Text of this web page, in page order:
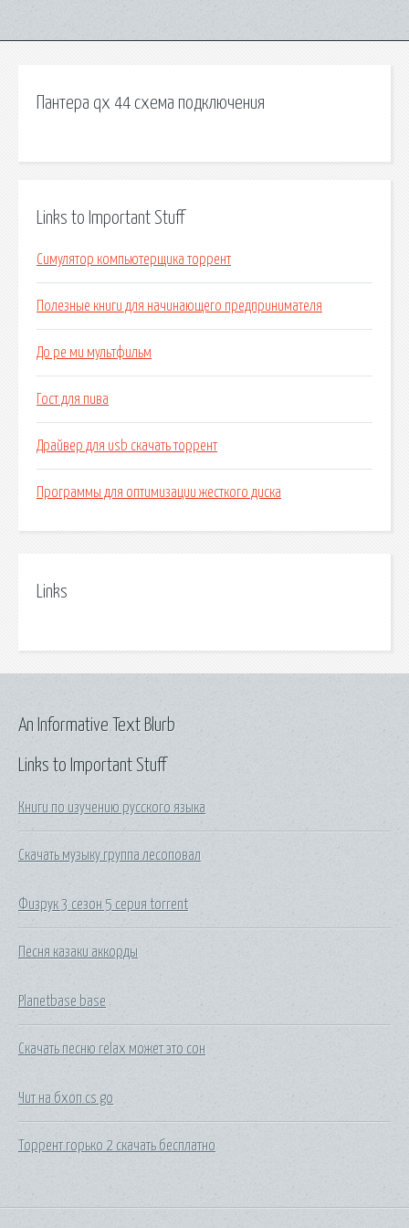
Пантера qx 44 схема подключения
Links to Important Stuff
Симулятор компьютерщика торрент
Полезные книги для начинающего предпринимателя
До ре ми мультфильм
Гост для пива
Драйвер для usb скачать торрент
Программы для оптимизации жесткого диска
Links
Links to Important Stuff
Книги по изучению русского языка
Скачать музыку группа лесоповал
Физрук 3 сезон 5 серия torrent
Песня казаки аккорды
Planetbase base
Скачать песню relax может это сон
Чит на бхоп cs go
Торрент горько 2 скачать бесплатно
An Informative Text Blurb